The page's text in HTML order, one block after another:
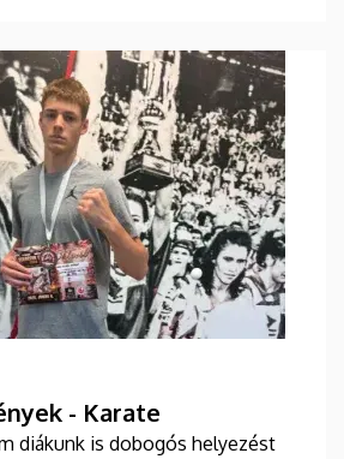
- Karate
diákunk is dobogós helyezést